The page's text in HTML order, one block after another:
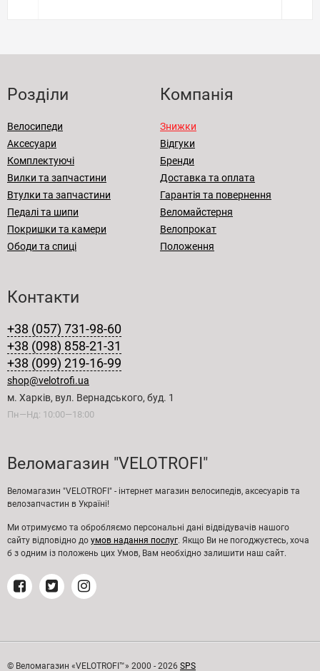
Розділи
Велосипеди
Аксесуари
Комплектуючі
Вилки та запчастини
Втулки та запчастини
Педалі та шипи
Покришки та камери
Ободи та спиці
Компанія
Знижки
Відгуки
Бренди
Доставка та оплата
Гарантія та повернення
Веломайстерня
Велопрокат
Положення
Контакти
+38 (057) 731-98-60
+38 (098) 858-21-31
+38 (099) 219-16-99
shop@velotrofi.ua
м. Харків, вул. Вернадського, буд. 1
Пн—Нд: 10:00—18:00
Веломагазин "VELOTROFI"
Веломагазин "VELOTROFI" - інтернет магазин велосипедів, аксесуарів та
велозапчастин в Україні!
Ми отримуємо та обробляємо персональні дані відвідувачів нашого
сайту відповідно до умов надання послуг. Якщо Ви не погоджуєтесь, хоча
б з одним із положень цих Умов, Вам необхідно залишити наш сайт.
© Веломагазин «VELOTROFI™» 2000 - 2026 SPS